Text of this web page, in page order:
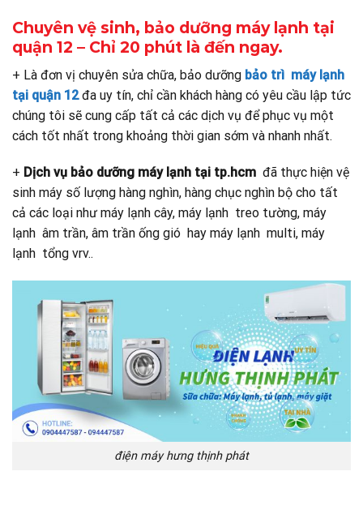
Chuyên vệ sinh, bảo dưỡng máy lạnh tại
quận 12 – Chỉ 20 phút là đến ngay.
+ Là đơn vị chuyên sửa chữa, bảo dưỡng bảo trì máy lạnh
tại quận 12đa uy tín, chỉ cần khách hàng có yêu cầu lập tức
chúng tôi sẽ cung cấp tất cả các dịch vụ để phục vụ một
cách tốt nhất trong khoảng thời gian sớm và nhanh nhất.
+ Dịch vụ bảo dưỡng máy lạnh tại tp.hcm đã thực hiện vệ
sinh máy số lượng hàng nghìn, hàng chục nghìn bộ cho tất
cả các loại như máy lạnh cây, máy lạnh treo tường, máy
lạnh âm trần, âm trần ống gió hay máy lạnh multi, máy
lạnh tổng vrv..
điện máy hưng thịnh phát